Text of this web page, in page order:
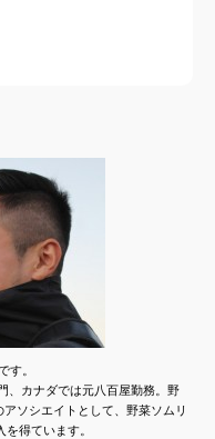
す。
、カナダでは元八百屋勤務。野
ソシエイトとして、野菜ソムリ
得ています。